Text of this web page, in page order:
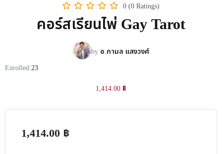
0 (0 Ratings)
คอร์สเรียนไพ่ Gay Tarot
by อ.กามล แสงวงศ์
Enrolled:23
1,414.00 ฿
1,414.00 ฿